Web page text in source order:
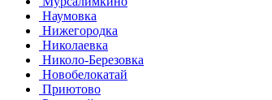
Наумовка
Нижегородка
Николаевка
Николо-Березовка
Новобелокатай
Приютово